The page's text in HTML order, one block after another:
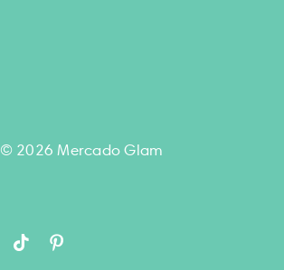
© 2026 Mercado Glam